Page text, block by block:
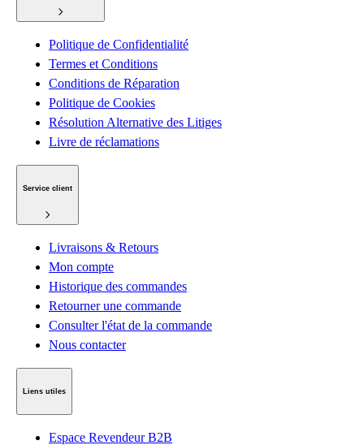
Politique de Confidentialité
Termes et Conditions
Conditions de Réparation
Politique de Cookies
Résolution Alternative des Litiges
Livre de réclamations
Service client
Livraisons & Retours
Mon compte
Historique des commandes
Retourner une commande
Consulter l'état de la commande
Nous contacter
Liens utiles
Espace Revendeur B2B